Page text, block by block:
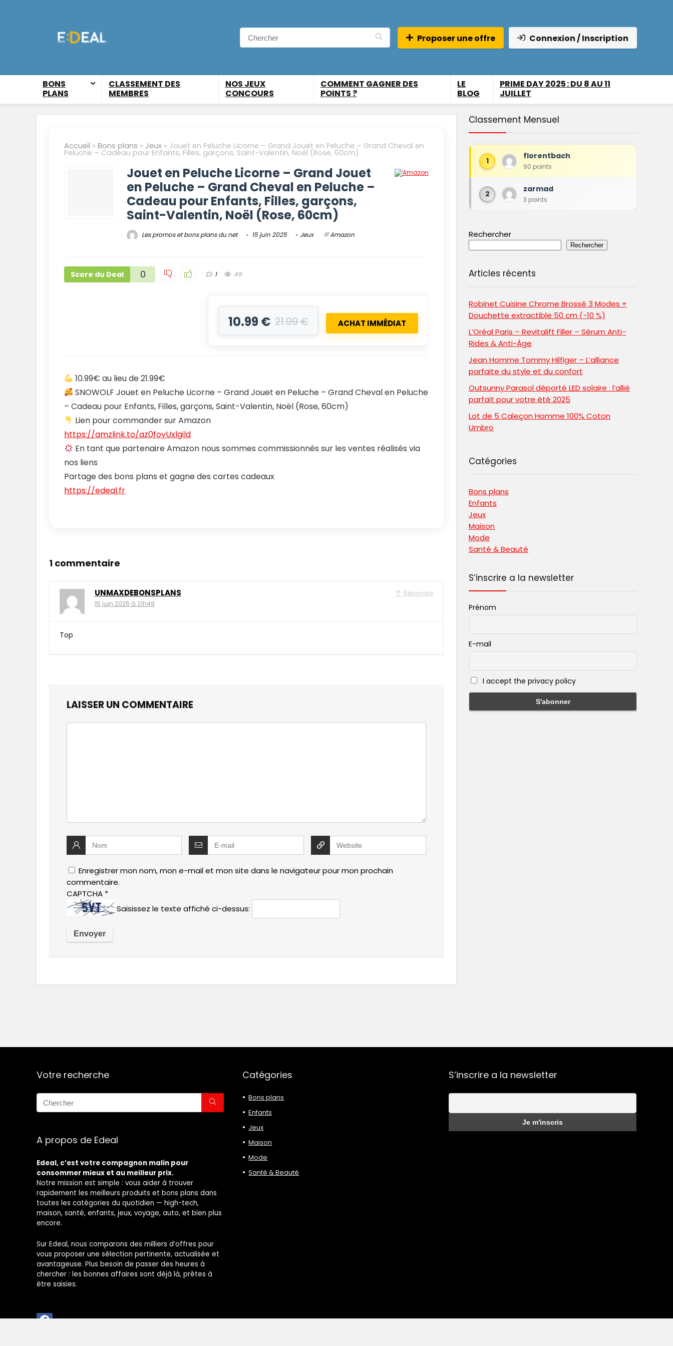
Proposer une offre Connexion / Inscription
BONS
PLANS
CLASSEMENT DES
MEMBRES
NOS JEUX
CONCOURS
COMMENT GAGNER DES
POINTS ?
LE
BLOG
PRIME DAY 2025 : DU 8 AU 11
JUILLET
Accueil » Bons plans » Jeux » Jouet en Peluche Licorne – Grand Jouet en Peluche – Grand Cheval en
Peluche – Cadeau pour Enfants, Filles, garçons, Saint-Valentin, Noël (Rose, 60cm)
Jouet en Peluche Licorne – Grand Jouet
en Peluche – Grand Cheval en Peluche –
Cadeau pour Enfants, Filles, garçons,
Saint-Valentin, Noël (Rose, 60cm)
Les promos et bons plans du net 15 juin 2025 Jeux Amazon
Score du Deal 0 1 49
10.99 € 21.99 € ACHAT IMMÉDIAT
10.99€ au lieu de 21.99€
SNOWOLF Jouet en Peluche Licorne – Grand Jouet en Peluche – Grand Cheval en Peluche
– Cadeau pour Enfants, Filles, garçons, Saint-Valentin, Noël (Rose, 60cm)
Lien pour commander sur Amazon
https://amzlink.to/az0foyUxlgild
En tant que partenaire Amazon nous sommes commissionnés sur les ventes réalisés via
nos liens
Partage des bons plans et gagne des cartes cadeaux
https://edeal.fr
1 commentaire
Répondre
UNMAXDEBONSPLANS
15 juin 2025 à 21h49
Top
LAISSER UN COMMENTAIRE
Enregistrer mon nom, mon e-mail et mon site dans le navigateur pour mon prochain
commentaire.
CAPTCHA *
Saisissez le texte affiché ci-dessus:
Classement Mensuel
1 florentbach
90 points
2 zarmad
3 points
Rechercher
Rechercher
Articles récents
Robinet Cuisine Chrome Brossé 3 Modes +
Douchette extractible 50 cm (-10 %)
L’Oréal Paris – Revitalift Filler – Sérum Anti-
Rides & Anti-Âge
Jean Homme Tommy Hilfiger – L’alliance
parfaite du style et du confort
Outsunny Parasol déporté LED solaire : l’allié
parfait pour votre été 2025
Lot de 5 Caleçon Homme 100% Coton
Umbro
Catégories
Bons plans
Enfants
Jeux
Maison
Mode
Santé & Beauté
S’inscrire a la newsletter
Prénom
E-mail
I accept the privacy policy
Votre recherche
A propos de Edeal
Edeal, c’est votre compagnon malin pour
consommer mieux et au meilleur prix.
Notre mission est simple : vous aider à trouver
rapidement les meilleurs produits et bons plans dans
toutes les catégories du quotidien — high-tech,
maison, santé, enfants, jeux, voyage, auto, et bien plus
encore.
Sur Edeal, nous comparons des milliers d’offres pour
vous proposer une sélection pertinente, actualisée et
avantageuse. Plus besoin de passer des heures à
chercher : les bonnes affaires sont déjà là, prêtes à
être saisies.
Catégories
Bons plans
Enfants
Jeux
Maison
Mode
Santé & Beauté
S’inscrire a la newsletter